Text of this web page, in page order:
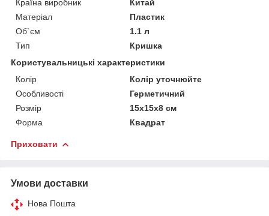
Країна виробник
Китай
Матеріал
Пластик
Об`єм
1.1 л
Тип
Кришка
Користувальницькі характеристики
Колір
Колір уточнюйте
Особливості
Герметичний
Розмір
15х15х8 см
Форма
Квадрат
Приховати
Умови доставки
Нова Пошта